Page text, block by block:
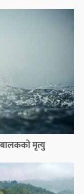
मृत्यु